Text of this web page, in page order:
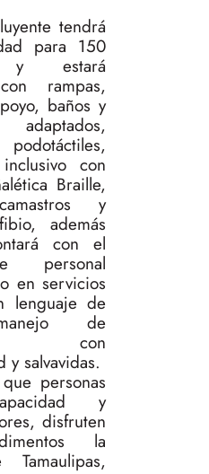
tendrá
para 150
y estará
rampas,
baños y
adaptados,
con
Braille,
y
además
con el
personal
en servicios
lenguaje de
de
con
y salvavidas.
personas
y
disfruten
la